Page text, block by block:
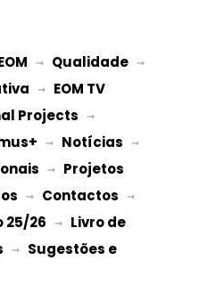
→ Qualidade
→ EOM TV
Projects
→ Notícias
→ Projetos
→ Contactos
25/26 → Livro de
→ Sugestões e